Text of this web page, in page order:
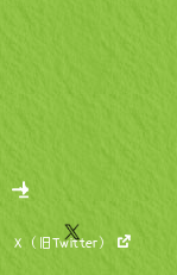
X（旧Twitter）